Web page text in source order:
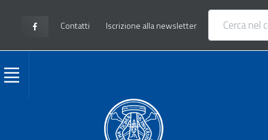
Contatti Iscrizione alla newsletter